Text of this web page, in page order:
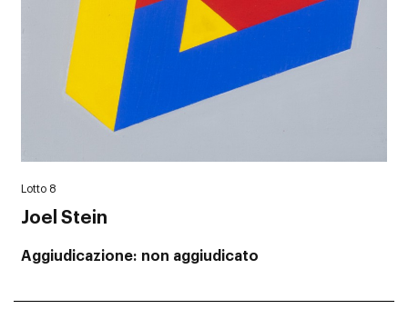
Lotto 8
Joel Stein
Aggiudicazione non aggiudicato